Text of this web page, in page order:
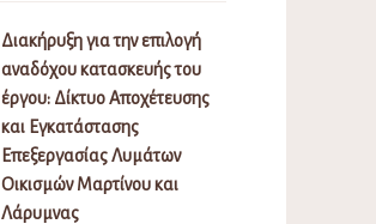
Διακήρυξη για την επιλογή
αναδόχου κατασκευής του
έργου: Δίκτυο Αποχέτευσης
και Εγκατάστασης
Επεξεργασίας Λυμάτων
Οικισμών Μαρτίνου και
Λάρυμνας